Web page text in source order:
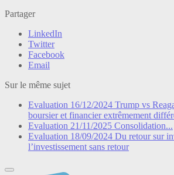
Partager
LinkedIn
Twitter
Facebook
Email
Sur le même sujet
Evaluation 16/12/2024 Trump vs
boursier et financier extrêmement
Evaluation 21/11/2025 Consolidation...
Evaluation 18/09/2024 Du retour sur
l’investissement sans retour